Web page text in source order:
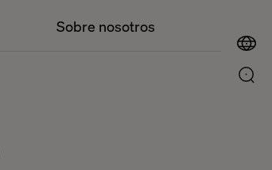
Sobre nosotros